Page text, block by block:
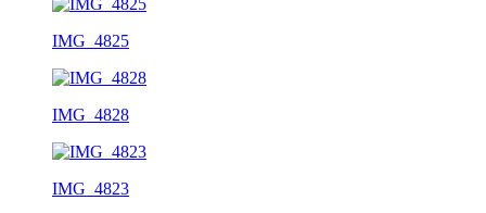
IMG_4825
IMG_4828
IMG_4823